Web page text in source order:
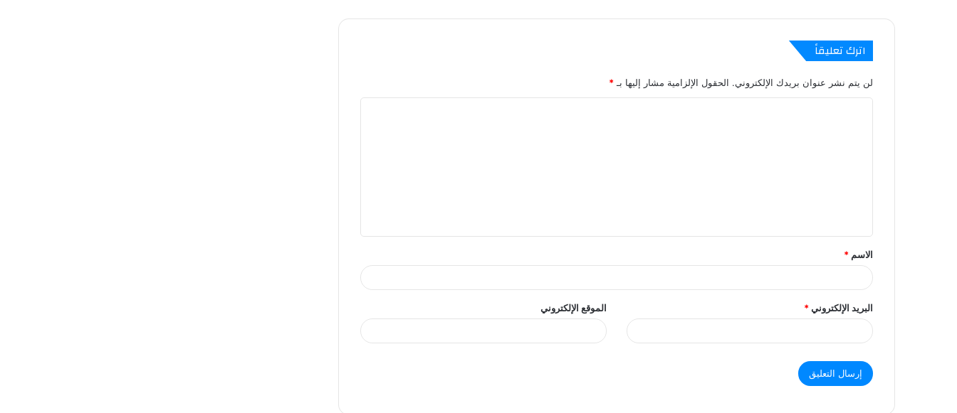
اترك تعليقاً
لن يتم نشر عنوان بريدك الإلكتروني. الحقول الإلزامية مشار إليها بـ *
ق
الاسم *
البريد الإلكتروني* الموقع الإلكتروني